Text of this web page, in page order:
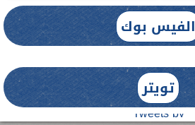
الفيس بوك
تويتر
Tweets by